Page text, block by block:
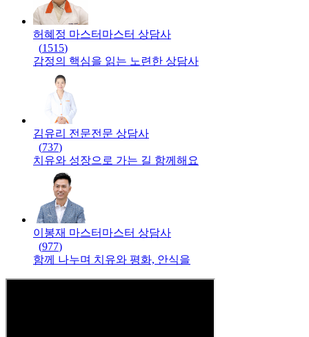
허혜정 마스터 마스터 상담사
(1515)
감정의 핵심을 읽는 노련한 상담사
김유리 전문전문 상담사
(737)
치유와 성장으로 가는 길 함께해요
이봉재 마스터 마스터 상담사
(977)
함께 나누며 치유와 평화, 안식을